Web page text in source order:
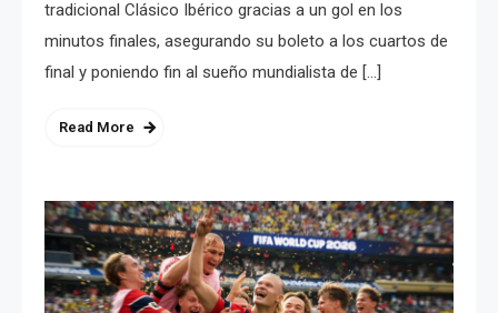
tradicional Clásico Ibérico gracias a un gol en los
minutos finales, asegurando su boleto a los cuartos de
final y poniendo fin al sueño mundialista de […]
Read More